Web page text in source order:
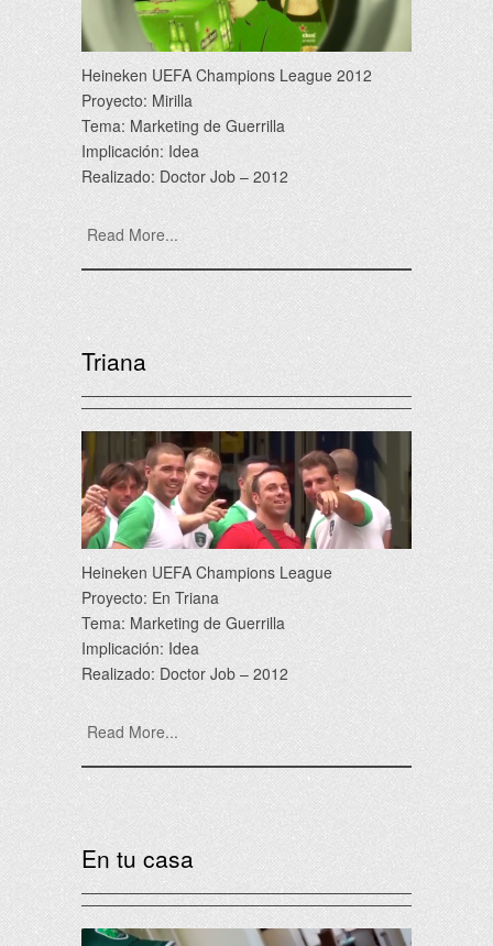
Heineken UEFA Champions League 2012
Proyecto: Mirilla
Tema: Marketing de Guerrilla
Implicación: Idea
Realizado: Doctor Job – 2012
Read More...
Triana
Heineken UEFA Champions League
Proyecto: En Triana
Tema: Marketing de Guerrilla
Implicación: Idea
Realizado: Doctor Job – 2012
Read More...
En tu casa